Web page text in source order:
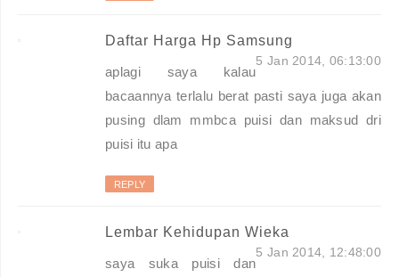
Daftar Harga Hp Samsung
5 Jan 2014, 06:13:00
aplagi saya kalau
bacaannya terlalu berat pasti saya juga akan
pusing dlam mmbca puisi dan maksud dri
puisi itu apa
REPLY
Lembar Kehidupan Wieka
5 Jan 2014, 12:48:00
saya suka puisi dan